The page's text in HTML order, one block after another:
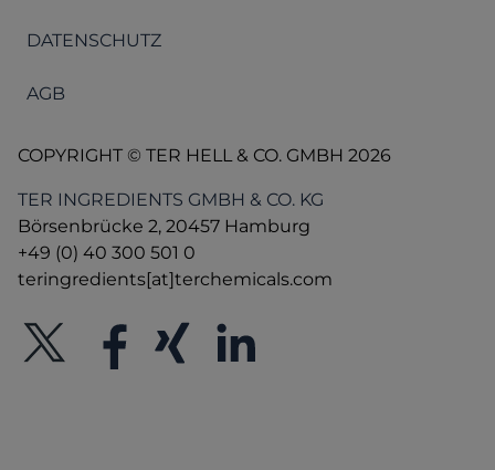
DATENSCHUTZ
AGB
COPYRIGHT © TER HELL & CO. GMBH 2026
TER INGREDIENTS GMBH & CO. KG
Börsenbrücke 2, 20457 Hamburg
+49 (0) 40 300 501 0
teringredients[at]terchemicals.com